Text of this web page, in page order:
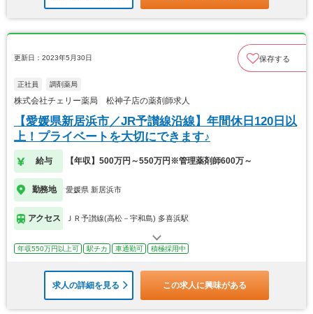
更新日：2023年5月30日 保存する
正社員 調剤薬局
株式会社チェリー薬局 松神子店の薬剤師求人
【愛媛県新居浜市／JR予讃線沿線】年間休日120日以
上！プライベートを大切にできます♪
給与 【年収】500万円～550万円※管理薬剤師600万～
勤務地 愛媛県 新居浜市
アクセス ＪＲ予讃線(高松－宇和島) 多喜浜駅
年収550万円以上可 駅チカ 車通勤可 積極採用中
求人の詳細を見る この求人に興味がある